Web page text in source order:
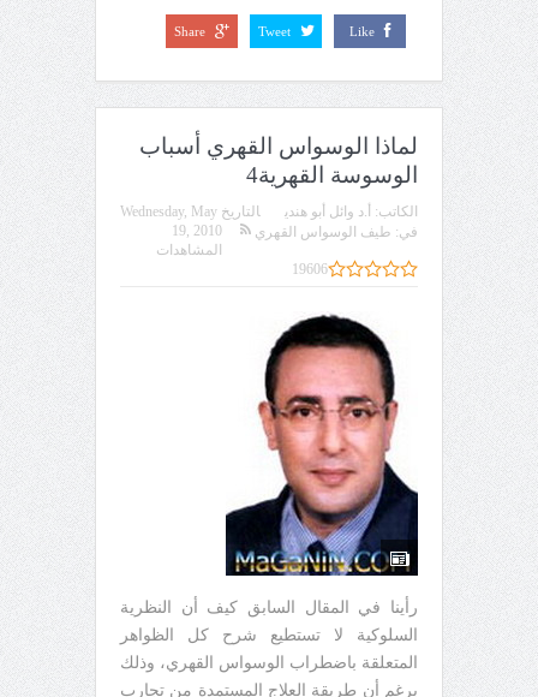
Like
Tweet
Share
لماذا الوسواس القهري أسباب
الوسوسة القهرية4
الكاتب: أ.د وائل أبو هندي التاريخ Wednesday, May
19, 2010
في: طيف الوسواس القهري
المشاهدات
19606
رأينا في المقال السابق كيف أن النظرية
السلوكية لا تستطيع شرح كل الظواهر
المتعلقة باضطراب الوسواس القهري، وذلك
برغم أن طريقة العلاج المستمدة من تجارب